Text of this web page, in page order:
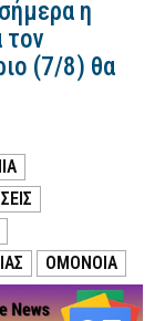
η
τον
(7/8) θα
ΟΜΟΝΟΙΑ